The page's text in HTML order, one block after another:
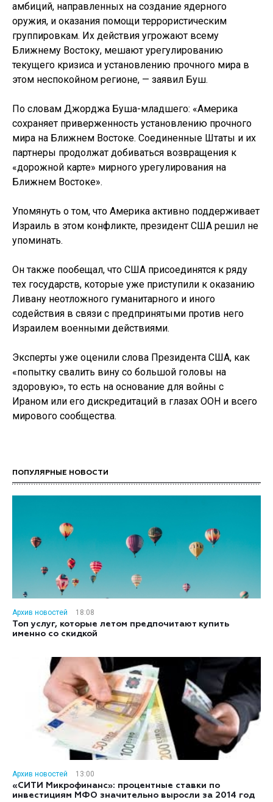
амбиций, направленных на создание ядерного
оружия, и оказания помощи террористическим
группировкам. Их действия угрожают всему
Ближнему Востоку, мешают урегулированию
текущего кризиса и установлению прочного мира в
этом неспокойном регионе, — заявил Буш.
По словам Джорджа Буша-младшего: «Америка
сохраняет приверженность установлению прочного
мира на Ближнем Востоке. Соединенные Штаты и их
партнеры продолжат добиваться возвращения к
«дорожной карте» мирного урегулирования на
Ближнем Востоке».
Упомянуть о том, что Америка активно поддерживает
Израиль в этом конфликте, президент США решил не
упоминать.
Он также пообещал, что США присоединятся к ряду
тех государств, которые уже приступили к оказанию
Ливану неотложного гуманитарного и иного
содействия в связи с предпринятыми против него
Израилем военными действиями.
Эксперты уже оценили слова Президента США, как
«попытку свалить вину со большой головы на
здоровую», то есть на основание для войны с
Ираном или его дискредитаций в глазах ООН и всего
мирового сообщества.
ПОПУЛЯРНЫЕ НОВОСТИ
Архив новостей
18:08
Топ услуг, которые летом предпочитают купить
именно со скидкой
Архив новостей
13:00
«СИТИ Микрофинанс»: процентные ставки по
инвестициям МФО значительно выросли за 2014 год